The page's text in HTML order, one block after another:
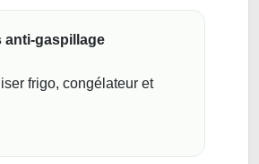
anti-gaspillage
frigo, congélateur et